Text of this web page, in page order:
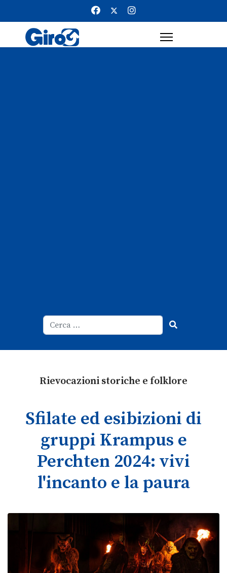
Rievocazioni storiche e folklore
Sfilate ed esibizioni di
gruppi Krampus e
Perchten 2024: vivi
l'incanto e la paura